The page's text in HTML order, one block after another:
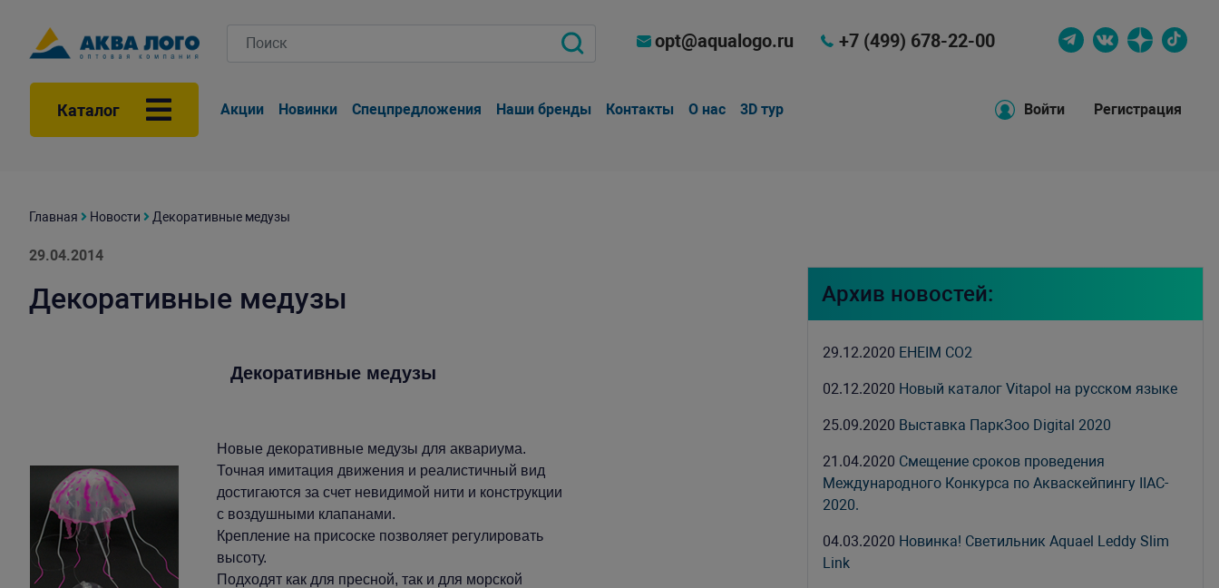
opt@aqualogo.ru +7 (499) 678-22-00
Каталог Акции Новинки Спецпредложения Наши бренды Контакты О нас 3D тур Войти Регистрация
Главная Новости Декоративные медузы
29.04.2014
Декоративные медузы
Декоративные медузы
Новые декоративные медузы для аквариума.
Точная имитация движения и реалистичный вид
достигаются за счет невидимой нити и конструкции
с воздушными клапанами.
Крепление на присоске позволяет регулировать
высоту.
Подходят как для пресной, так и для морской
Архив новостей:
29.12.2020 EHEIM CO2
02.12.2020 Новый каталог Vitapol на русском языке
25.09.2020 Выставка ПаркЗоо Digital 2020
21.04.2020 Смещение сроков проведения
Международного Конкурса по Акваскейпингу IIAC-
2020.
04.03.2020 Новинка! Светильник Aquael Leddy Slim
Link